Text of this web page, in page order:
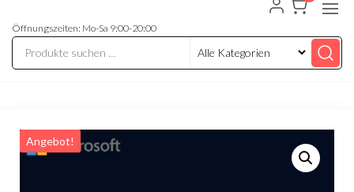
Handel
Preiswert
Öffnungszeiten: Mo-Sa 9:00-20:00
Angebot!